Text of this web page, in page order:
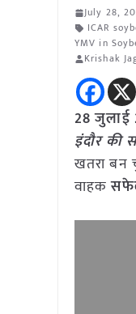
July 28,
ICAR
YMV in
Krishak
28 जुलाई
इंदौर की
खतरा बन
वाहक